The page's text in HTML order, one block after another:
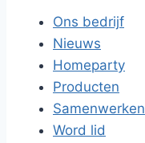
Ons bedrijf
Nieuws
Homeparty
Producten
Samenwerken
Word lid